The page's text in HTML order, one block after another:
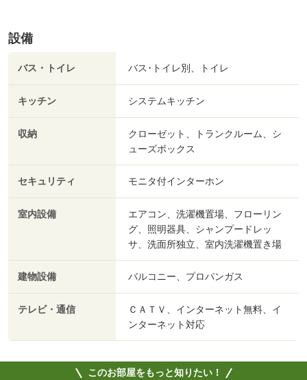
設備
バス・トイレ バス･トイレ別、トイレ
キッチン システムキッチン
収納
クローゼット、トランクルーム、シ
ューズボックス
セキュリティ モニタ付インターホン
室内設備
エアコン、洗濯機置場、フローリン
グ、照明器具、シャンプードレッ
サ、洗面所独立、室内洗濯機置き場
建物設備 バルコニー、プロパンガス
テレビ・通信
ＣＡＴＶ、インターネット無料、イ
ンターネット対応
このお部屋をもっと知りたい！